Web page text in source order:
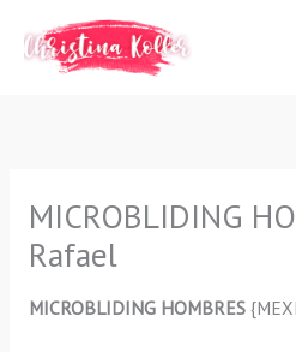
contenido
MICROBLIDING
Rafael
MICROBLIDING HOMBRES